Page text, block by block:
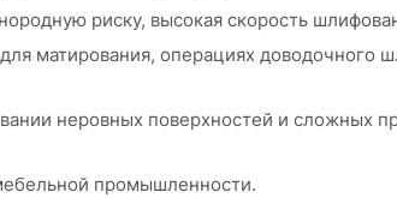
риску, высокая скорость
матирования, операциях доводочного
неровных поверхностей и сложных
промышленности.